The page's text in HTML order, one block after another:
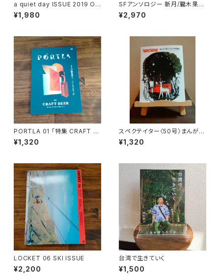
a quiet day ISSUE 2019 Oc
tober
¥1,980
SFアンソロジー 新月/朧木果樹
園の軌跡
¥2,970
PORTLA 01 「特集 CRAFT B
EER 僕らを少しだけ自由にする
液体について」
¥1,320
スペクテイター〈50号〉まんがで
学ぶ メディアの歴史
¥1,320
LOCKET 06 SKI ISSUE
¥2,200
台湾で生きていく
¥1,500